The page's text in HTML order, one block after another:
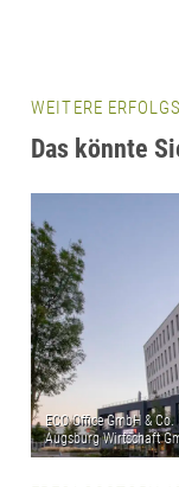
WEITERE
Das könnte